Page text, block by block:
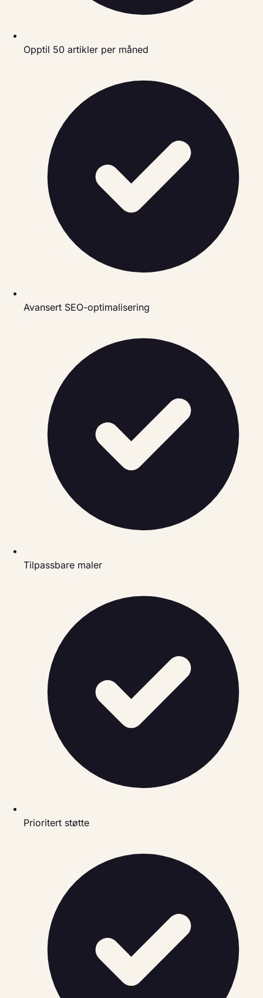
Opptil 50 artikler per måned
Avansert SEO-optimalisering
Tilpassbare maler
Prioritert støtte